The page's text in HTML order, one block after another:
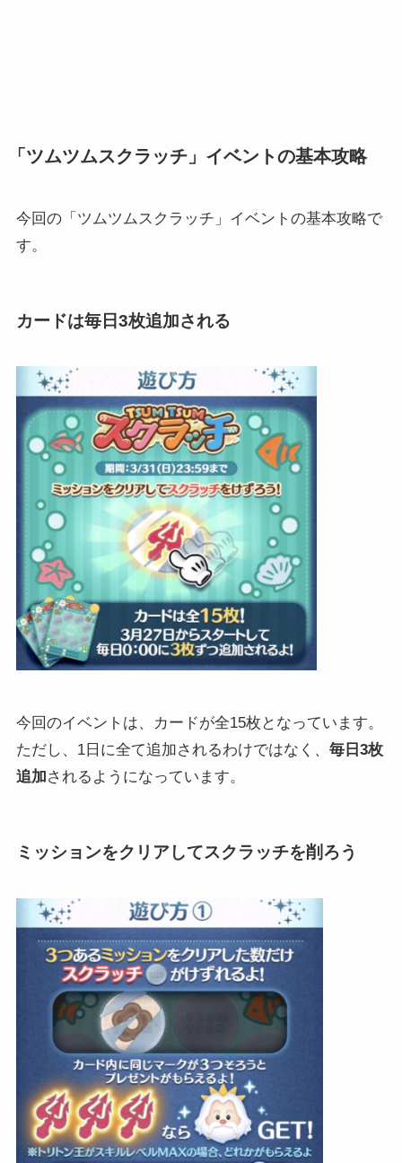
「ツムツムスクラッチ」イベントの基本攻略
今回の「ツムツムスクラッチ」イベントの基本攻略で
す。
カードは毎日3枚追加される
今回のイベントは、カードが全15枚となっています。
ただし、1日に全て追加されるわけではなく、 毎日3枚
追加されるようになっています。
ミッションをクリアしてスクラッチを削ろう